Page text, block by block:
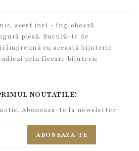
acest inel - înglobează
piesă. Bucură-te de
împreună cu această bijuterie
prin fiecare bijuterie
NOUTATILE!
Aboneaza-te la newsletter
ABONEAZA-TE